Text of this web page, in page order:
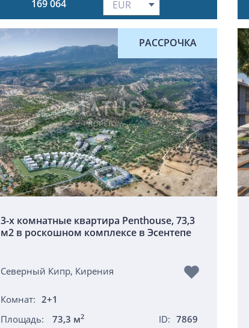
169 064
РАССРОЧКА
3-х комнатные квартира Penthouse, 73,3
м2 в роскошном комплексе в Эсентепе
Северный Кипр, Кирения
Комнат: 2+1
Площадь:
73,3 м2 ID: 7869